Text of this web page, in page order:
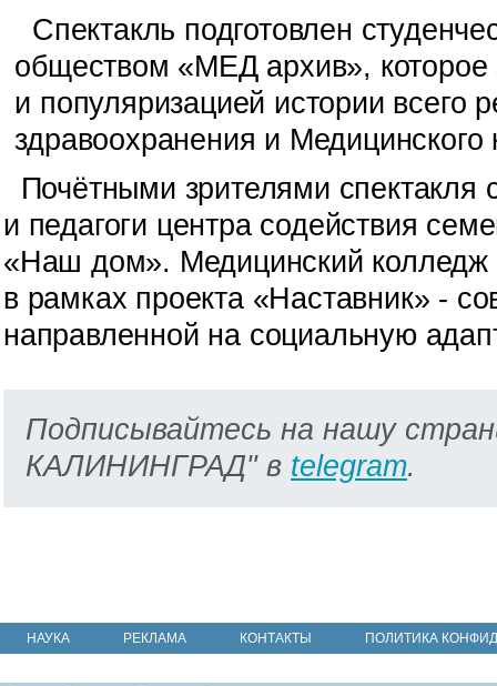
Спектакль подготовлен
обществом «МЕД архив», которое
и популяризацией истории всего
здравоохранения и Медицинского
Почётными зрителями спектакля
и педагоги центра содействия
«Наш дом». Медицинский колледж
в рамках проекта «Наставник» -
направленной на социальную
Подписывайтесь на нашу
КАЛИНИНГРАД" в telegram.
НАУКА РЕКЛАМА КОНТАКТЫ ПОЛИТИКА